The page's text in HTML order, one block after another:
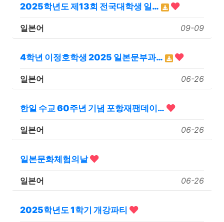
2025학년도 제13회 전국대학생 일…
일본어 09-09
4학년 이정호학생 2025 일본문부과…
일본어 06-26
한일 수교 60주년 기념 포항재팬데이…
일본어 06-26
일본문화체험의날
일본어 06-26
2025학년도 1학기 개강파티